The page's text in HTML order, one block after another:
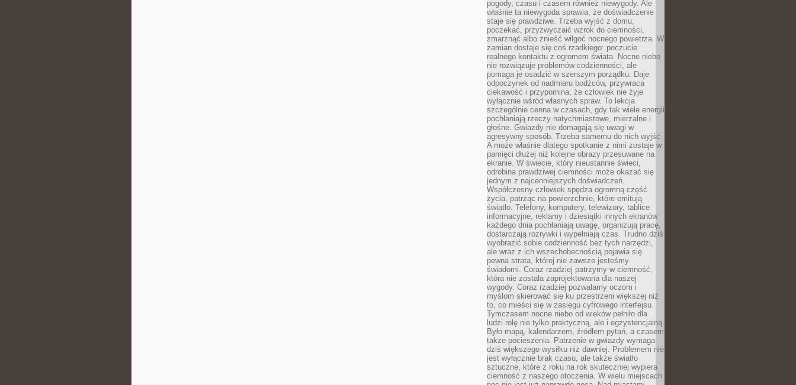
pogody, czasu i czasem również niewygody. Ale
właśnie ta niewygoda sprawia, że doświadczenie
staje się prawdziwe. Trzeba wyjść z domu,
poczekać, przyzwyczaić wzrok do ciemności,
zmarznąć albo znieść wilgoć nocnego powietrza. W
zamian dostaje się coś rzadkiego: poczucie
realnego kontaktu z ogromem świata. Nocne niebo
nie rozwiązuje problemów codzienności, ale
pomaga je osadzić w szerszym porządku. Daje
odpoczynek od nadmiaru bodźców, przywraca
ciekawość i przypomina, że człowiek nie żyje
wyłącznie wśród własnych spraw. To lekcja
szczególnie cenna w czasach, gdy tak wiele energii
pochłaniają rzeczy natychmiastowe, mierzalne i
głośne. Gwiazdy nie domagają się uwagi w
agresywny sposób. Trzeba samemu do nich wyjść.
A może właśnie dlatego spotkanie z nimi zostaje w
pamięci dłużej niż kolejne obrazy przesuwane na
ekranie. W świecie, który nieustannie świeci,
odrobina prawdziwej ciemności może okazać się
jednym z najcenniejszych doświadczeń.
Współczesny człowiek spędza ogromną część
życia, patrząc na powierzchnie, które emitują
światło. Telefony, komputery, telewizory, tablice
informacyjne, reklamy i dziesiątki innych ekranów
każdego dnia pochłaniają uwagę, organizują pracę,
dostarczają rozrywki i wypełniają czas. Trudno dziś
wyobrazić sobie codzienność bez tych narzędzi,
ale wraz z ich wszechobecnością pojawia się
pewna strata, której nie zawsze jesteśmy
świadomi. Coraz rzadziej patrzymy w ciemność,
która nie została zaprojektowana dla naszej
wygody. Coraz rzadziej pozwalamy oczom i
myślom skierować się ku przestrzeni większej niż
to, co mieści się w zasięgu cyfrowego interfejsu.
Tymczasem nocne niebo od wieków pełniło dla
ludzi rolę nie tylko praktyczną, ale i egzystencjalną.
Było mapą, kalendarzem, źródłem pytań, a czasem
także pocieszenia. Patrzenie w gwiazdy wymaga
dziś większego wysiłku niż dawniej. Problemem nie
jest wyłącznie brak czasu, ale także światło
sztuczne, które z roku na rok skuteczniej wypiera
ciemność z naszego otoczenia. W wielu miejscach